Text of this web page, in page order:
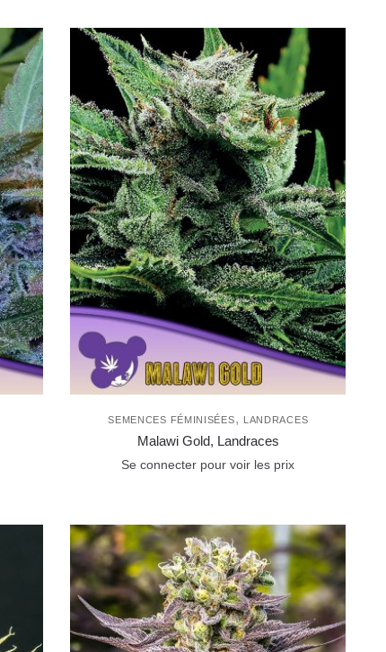
SEMENCES FÉMINISÉES, LANDRACES
Malawi Gold, Landraces
Se connecter pour voir les prix